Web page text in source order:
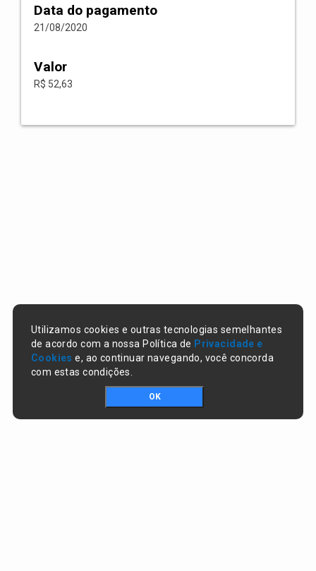
Data do pagamento
21/08/2020
Valor
R$ 52,63
Utilizamos cookies e outras tecnologias semelhantes
de acordo com a nossa Política de Privacidade e
Cookies e, ao continuar navegando, você concorda
com estas condições.
OK